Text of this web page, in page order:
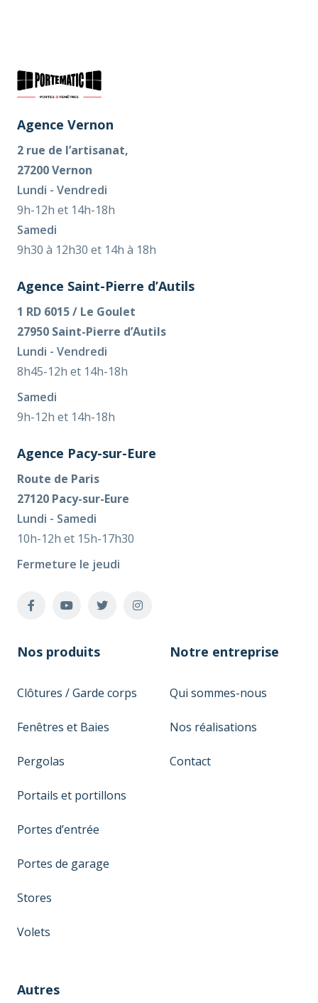
Agence Vernon
2 rue de l’artisanat,
27200 Vernon
Lundi - Vendredi
9h-12h et 14h-18h
Samedi
9h30 à 12h30 et 14h à 18h
Agence Saint-Pierre d’Autils
1 RD 6015 / Le Goulet
27950 Saint-Pierre d’Autils
Lundi - Vendredi
8h45-12h et 14h-18h
Samedi
9h-12h et 14h-18h
Agence Pacy-sur-Eure
Route de Paris
27120 Pacy-sur-Eure
Lundi - Samedi
10h-12h et 15h-17h30
Fermeture le jeudi
Nos produits
Clôtures / Garde corps
Fenêtres et Baies
Pergolas
Portails et portillons
Portes d’entrée
Portes de garage
Stores
Volets
Notre entreprise
Qui sommes-nous
Nos réalisations
Contact
Autres